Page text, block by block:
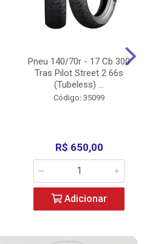
Pneu 140/70r - 17 Cb 300
Tras Pilot Street 2 66s
(Tubeless) ...
Código: 35099
R$ 650,00
Adicionar